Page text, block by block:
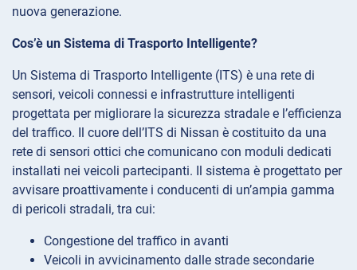
nuova generazione.
Cos’è un Sistema di Trasporto Intelligente?
Un Sistema di Trasporto Intelligente (ITS) è una rete di
sensori, veicoli connessi e infrastrutture intelligenti
progettata per migliorare la sicurezza stradale e l’efficienza
del traffico. Il cuore dell’ITS di Nissan è costituito da una
rete di sensori ottici che comunicano con moduli dedicati
installati nei veicoli partecipanti. Il sistema è progettato per
avvisare proattivamente i conducenti di un’ampia gamma
di pericoli stradali, tra cui:
Congestione del traffico in avanti
Veicoli in avvicinamento dalle strade secondarie